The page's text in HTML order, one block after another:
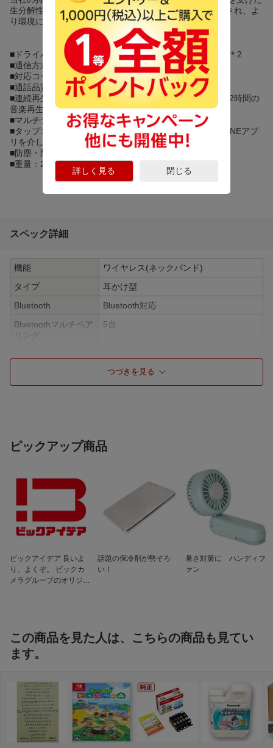
詳しく見る 閉じる
生分解性でリサイクル可能なパッケージ ボックスで提供され、よ
り環境に優しい未来に貢献します。
■ドライバーユニット：15mmUPPER BASSテクノロジー＊2
■通信方式：Bluetooth 5.2
■対応コーデック：iOS:SBC Android：SBC
■通話品質：デュアルマイクAI CLEAR音声強化技術搭載
■連続再生時間：最大約８時間、わずか10分の急速充電で2時間の
音楽再生
■マルチデバイス切り替え：最大5台のデバイス切替
■タップコントロール：ダブル、トリプルタップLIBRATONEアプ
リを介してカスタマイズ可能
■防塵・防滴：IP57を準拠
■重量：23.5g
スペック詳細
機能
ワイヤレス(ネックバンド)
タイプ
耳かけ型
Bluetooth
Bluetooth対応
Bluetoothマルチペア
リング
5台
防水対応
つづきを見る
ピックアップ商品
ビックアイデア 良いよ
り、よくぞ。 ビックカ
メラグループのオリジナ
話題の保冷剤が勢ぞろ
い！
暑さ対策に ハンディフ
ァン
この商品を見た人は、こちらの商品も見てい
ます。